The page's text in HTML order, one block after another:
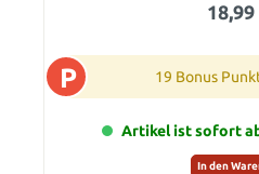
P 19 Bonus
Artikel ist sofort
In den